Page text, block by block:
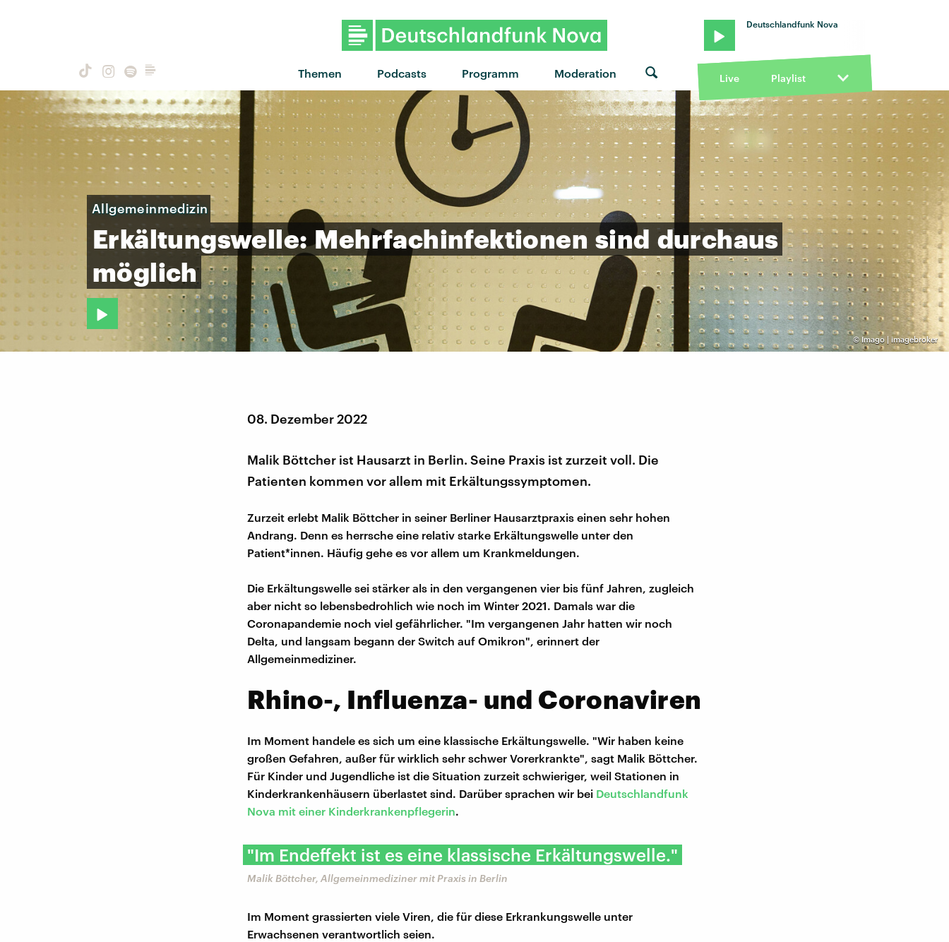
Themen Podcasts Programm Moderation
Deutschlandfunk Nova
Live Playlist
©Imago | imagebroker
Allgemeinmedizin
Erkältungswelle: Mehrfachinfektionen sind durchaus
möglich
08. Dezember 2022
Malik Böttcher ist Hausarzt in Berlin. Seine Praxis ist zurzeit voll. Die
Patienten kommen vor allem mit Erkältungssymptomen.
Zurzeit erlebt Malik Böttcher in seiner Berliner Hausarztpraxis einen sehr hohen
Andrang. Denn es herrsche eine relativ starke Erkältungswelle unter den
Patient*innen. Häufig gehe es vor allem um Krankmeldungen.
Die Erkältungswelle sei stärker als in den vergangenen vier bis fünf Jahren, zugleich
aber nicht so lebensbedrohlich wie noch im Winter 2021. Damals war die
Coronapandemie noch viel gefährlicher. "Im vergangenen Jahr hatten wir noch
Delta, und langsam begann der Switch auf Omikron", erinnert der
Allgemeinmediziner.
Rhino-, Influenza- und Coronaviren
Im Moment handele es sich um eine klassische Erkältungswelle. "Wir haben keine
großen Gefahren, außer für wirklich sehr schwer Vorerkrankte", sagt Malik Böttcher.
Für Kinder und Jugendliche ist die Situation zurzeit schwieriger, weil Stationen in
Kinderkrankenhäusern überlastet sind. Darüber sprachen wir bei Deutschlandfunk
Nova mit einer Kinderkrankenpflegerin.
"Im Endeffekt ist es eine klassische Erkältungswelle."
Malik Böttcher, Allgemeinmediziner mit Praxis in Berlin
Im Moment grassierten viele Viren, die für diese Erkrankungswelle unter
Erwachsenen verantwortlich seien.